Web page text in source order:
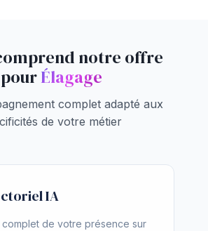
notre offre
pourÉlagage
complet adapté aux
de votre métier
IA
complet de votre présence sur